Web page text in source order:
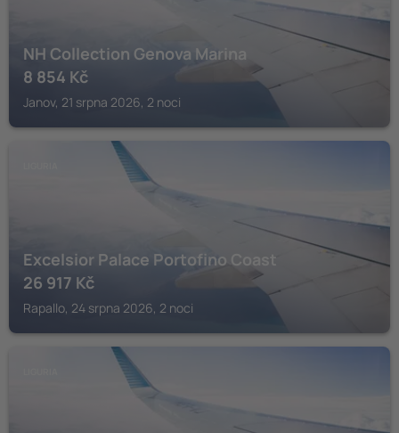
NH Collection Genova Marina
8 854 Kč
Janov, 21 srpna 2026, 2 noci
Excelsior Palace Portofino Coast
26 917 Kč
Rapallo, 24 srpna 2026, 2 noci